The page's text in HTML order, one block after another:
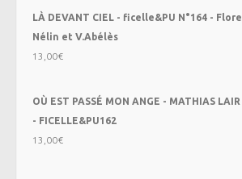
LÀ DEVANT CIEL - ficelle&PU N°164 - Flore
Nélin et V.Abélès
13,00€
OÙ EST PASSÉ MON ANGE - MATHIAS LAIR
- FICELLE&PU162
13,00€